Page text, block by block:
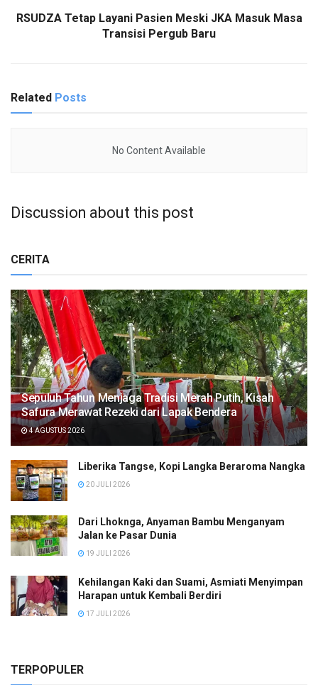
RSUDZA Tetap Layani Pasien Meski JKA Masuk Masa
Transisi Pergub Baru
Related Posts
No Content Available
Discussion about this post
CERITA
Sepuluh Tahun Menjaga Tradisi Merah Putih, Kisah
Safura Merawat Rezeki dari Lapak Bendera
4 AGUSTUS 2026
Liberika Tangse, Kopi Langka Beraroma Nangka
20 JULI 2026
Dari Lhoknga, Anyaman Bambu Menganyam
Jalan ke Pasar Dunia
19 JULI 2026
Kehilangan Kaki dan Suami, Asmiati Menyimpan
Harapan untuk Kembali Berdiri
17 JULI 2026
TERPOPULER